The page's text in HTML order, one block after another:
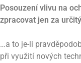
Posouzení vlivu na
zpracovat jen za
…a to je-li
při využití nových